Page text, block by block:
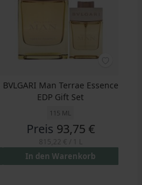
BVLGARI Man Terrae Essence
EDP Gift Set
115 ML
Preis 93,75 €
In den Warenkorb